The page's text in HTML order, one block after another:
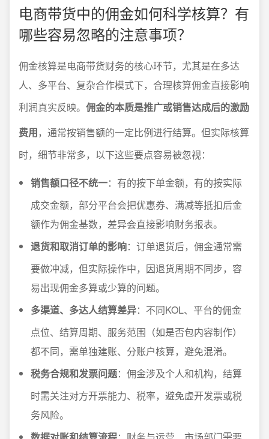
电商带货中的佣金如何科学核算？有
哪些容易忽略的注意事项？
佣金核算是电商带货财务的核心环节，尤其是在多达
人、多平台、复杂合作模式下，合理核算佣金直接影响
利润真实反映。 佣金的本质是推广或销售达成后的激励
费用，通常按销售额的一定比例进行结算。但实际核算
时，细节非常多，以下这些要点容易被忽视：
销售额口径不统一：有的按下单金额，有的按实际
成交金额，部分平台会把优惠券、满减等抵扣后金
额作为佣金基数，差异会直接影响财务报表。
退货和取消订单的影响：订单退货后，佣金通常需
要做冲减，但实际操作中，因退货周期不同步，容
易出现佣金多算或少算的问题。
多渠道、多达人结算差异：不同KOL、平台的佣金
点位、结算周期、服务范围（如是否包内容制作）
都不同，需单独建账、分账户核算，避免混淆。
税务合规和发票问题：佣金涉及个人和机构，结算
时需关注对方开票能力、税率，避免虚开发票或税
务风险。